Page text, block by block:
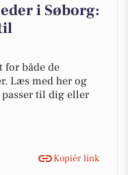
i Søborg:
for både de
Læs med her og
til dig eller
Kopiér link